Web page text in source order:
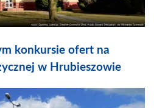
konkursie ofert na
w Hrubieszowie